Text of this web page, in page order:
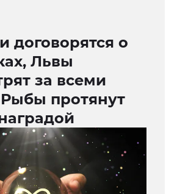
договорятся о
Львы
за всеми
Рыбы протянут